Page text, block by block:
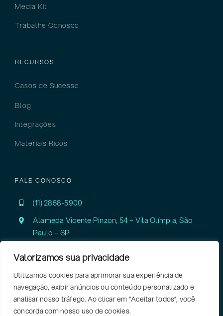
Valorizamos sua privacidade
Utilizamos cookies para aprimorar sua experiência de
navegação, exibir anúncios ou conteúdo personalizado e
analisar nosso tráfego. Ao clicar em “Aceitar todos”, você
concorda com nosso uso de cookies.
Media Kit
Trabalhe Conosco
RECURSOS
Casos de Sucesso
Blog
Integrações
Materiais Ricos
FALE CONOSCO
(11) 2858-5900
Alameda Vicente Pinzon, 54 – Vila Olímpia,São
Paulo – SP